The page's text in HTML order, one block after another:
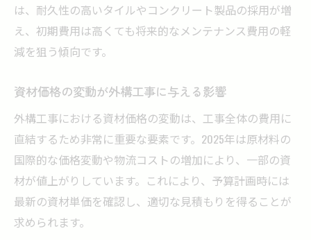
は、耐久性の高いタイルやコンクリート製品の採用が増
え、初期費用は高くても将来的なメンテナンス費用の軽
減を狙う傾向です。
資材価格の変動が外構工事に与える影響
外構工事における資材価格の変動は、工事全体の費用に
直結するため非常に重要な要素です。2025年は原材料の
国際的な価格変動や物流コストの増加により、一部の資
材が値上がりしています。これにより、予算計画時には
最新の資材単価を確認し、適切な見積もりを得ることが
求められます。